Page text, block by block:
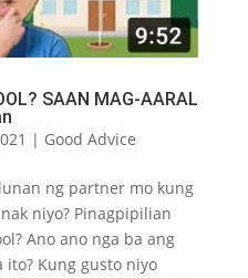
SAAN MAG-AARAL
| Good Advice
ng partner mo kung
niyo? Pinagpipilian
Ano ano nga ba ang
ito? Kung gusto niyo